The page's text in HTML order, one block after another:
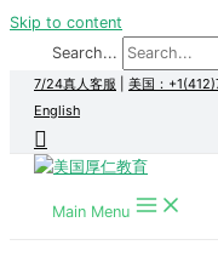
Skip to content
Search...
7/24真人客服 美国：
English
Main Menu